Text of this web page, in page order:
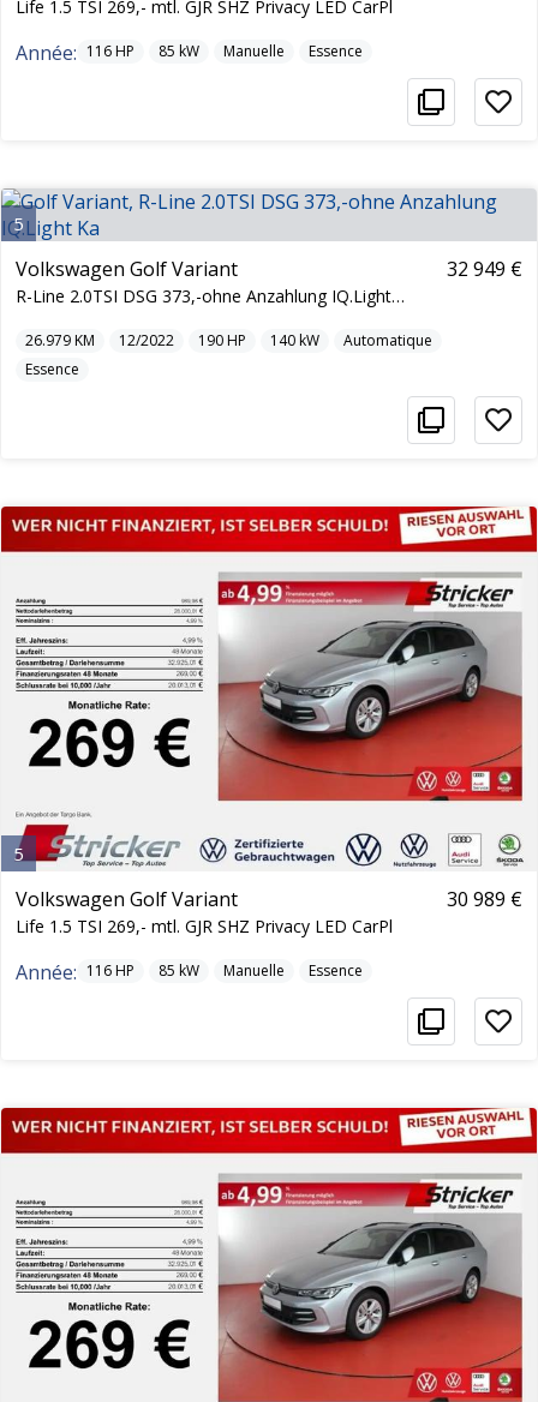
Life 1.5 TSI 269,- mtl. GJR SHZ Privacy LED CarPl
Année: 116HP 85 kW Manuelle Essence
5
Volkswagen Golf Variant
R-Line 2.0TSI DSG 373,-ohne Anzahlung IQ.Light Ka
32 949 €
26.979KM 12/2022 190HP 140kW
Automatique
Essence
5
Volkswagen Golf Variant
Life 1.5 TSI 269,- mtl. GJR SHZ Privacy LED CarPl
30 989 €
Année: 116HP 85 kW Manuelle Essence